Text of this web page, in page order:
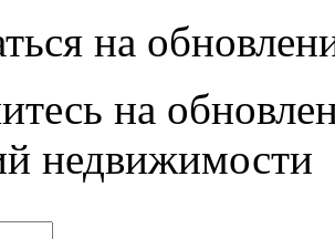
на
на
недвижимости